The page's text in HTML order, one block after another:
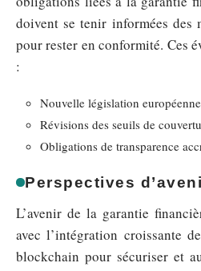
doivent se tenir informées des
pour rester en conformité. Ces
:
Nouvelle législation
Révisions des seuils de
Obligations de transparence
Perspectives
L’avenir de la garantie
avec l’intégration croissante
blockchain pour sécuriser et